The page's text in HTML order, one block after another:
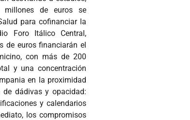
de euros se
para cofinanciar la
Foro Itálico Central,
de euros financiarán el
con más de 200
y una concentración
en la proximidad
de dádivas y opacidad:
y calendarios
los compromisos